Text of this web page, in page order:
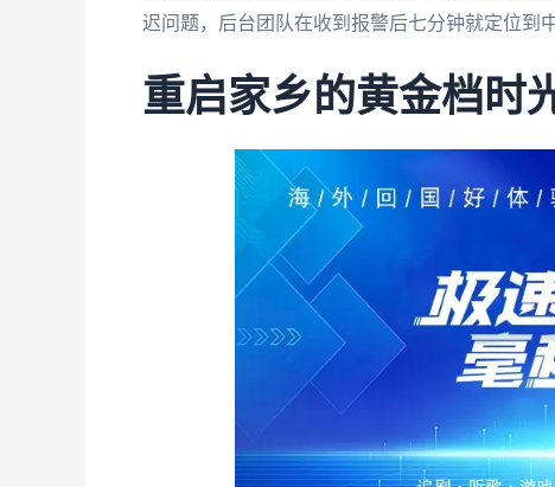
迟问题，后台团队在收到报警后七分钟就定位到
重启家乡的黄金档时